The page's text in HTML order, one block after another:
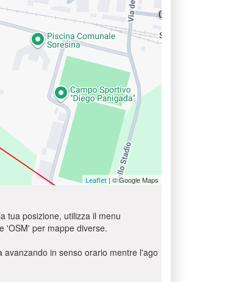
Leaflet | © Google Maps
tua posizione, utilizza il menu
'OSM' per mappe diverse.
in senso orario mentre l'ago